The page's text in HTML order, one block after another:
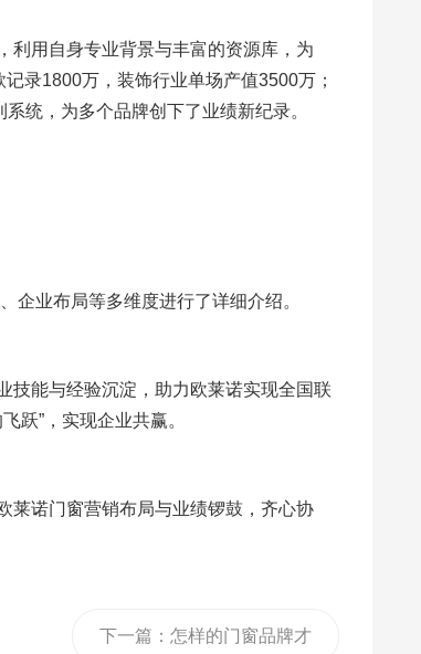
用自身专业背景与丰富的资源库，为
录1800万，装饰行业单场产值3500万；
统，为多个品牌创下了业绩新纪录。
业布局等多维度进行了详细介绍。
能与经验沉淀，助力欧莱诺实现全国联
跃”，实现企业共赢。
诺门窗营销布局与业绩锣鼓，齐心协
下一篇： 怎样的门窗品牌才